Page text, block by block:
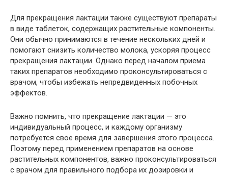
Для прекращения лактации также существуют препараты
в виде таблеток, содержащих растительные компоненты.
Они обычно принимаются в течение нескольких дней и
помогают снизить количество молока, ускоряя процесс
прекращения лактации. Однако перед началом приема
таких препаратов необходимо проконсультироваться с
врачом, чтобы избежать непредвиденных побочных
эффектов.
Важно помнить, что прекращение лактации — это
индивидуальный процесс, и каждому организму
потребуется свое время для завершения этого процесса.
Поэтому перед применением препаратов на основе
растительных компонентов, важно проконсультироваться
с врачом для правильного подбора их дозировки и